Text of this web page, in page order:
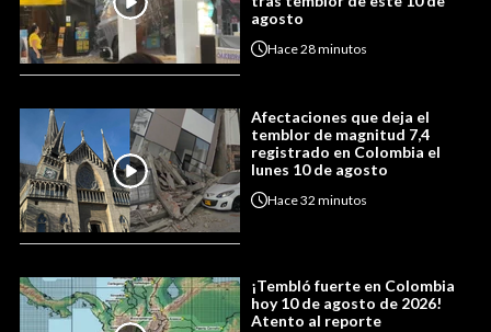
agosto
Hace28 minutos
Afectaciones que deja el
temblor de magnitud 7,4
registrado en Colombia el
lunes 10 de agosto
Hace32 minutos
¡Tembló fuerte en Colombia
hoy 10 de agosto de 2026!
Atento al reporte